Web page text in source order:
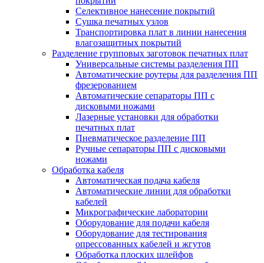
Селективное нанесение покрытий
Сушка печатных узлов
Транспортировка плат в линии нанесения
влагозащитных покрытий
Разделение групповых заготовок печатных плат
Универсальные системы разделения ПП
Автоматические роутеры для разделения ПП
фрезерованием
Автоматические сепараторы ПП с
дисковыми ножами
Лазерные установки для обработки
печатных плат
Пневматическое разделение ПП
Ручные сепараторы ПП с дисковыми
ножами
Обработка кабеля
Автоматическая подача кабеля
Автоматические линии для обработки
кабелей
Микрографические лаборатории
Оборудование для подачи кабеля
Оборудование для тестирования
опрессованных кабелей и жгутов
Обработка плоских шлейфов